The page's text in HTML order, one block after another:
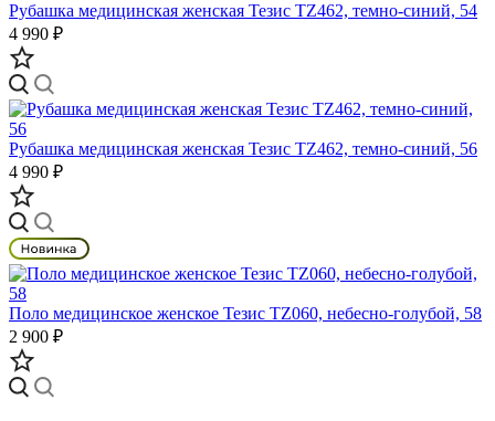
Рубашка медицинская женская Тезис TZ462, темно-синий, 54
4 990 ₽
Рубашка медицинская женская Тезис TZ462, темно-синий, 56
4 990 ₽
Поло медицинское женское Тезис TZ060, небесно-голубой, 58
2 900 ₽